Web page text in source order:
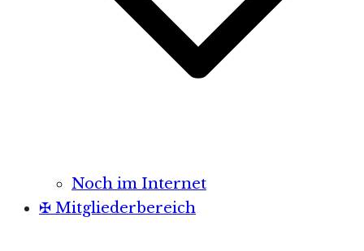
Noch im Internet
✠ Mitgliederbereich